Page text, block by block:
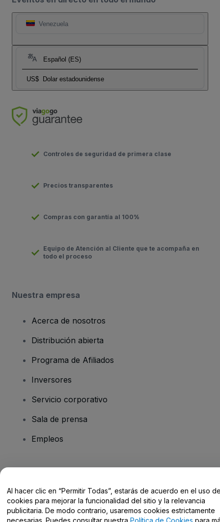
Venezuela
Español (ES)
US$ Dolar estadounidense
Controles de seguridad de primera clase
Precios transparentes
Compras con garantía al 100%
Equipo de Atención al Cliente que te acompaña en
todo el proceso
Nuestra empresa
Acerca de nosotros
Distribución abierta
Programa de Afiliados
Inversores
Servicio corporativo
Sala de prensa
Empleos
Centro de Ayuda / Contacto
Al hacer clic en “Permitir Todas”, estarás de acuerdo en el uso
cookies para mejorar la funcionalidad del sitio y la relevancia
publicitaria. De modo contrario, usaremos cookies estrictamente
necesarias. Puedes consultar nuestra Política de Cookies para